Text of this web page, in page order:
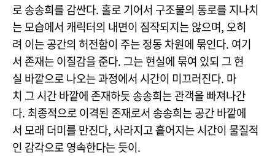
로 송송희를 감싼다. 홀로 기어서 구조물의 통로를 지나치
는 모습에서 캐릭터의 내면이 짐작되지는 않으며, 오히
려 이는 공간의 허전함이 주는 정동 차원에 묶인다. 여기
서 존재는 이질감을 준다. 그는 현실에 묶여 있되 그 현
실 바깥으로 나오는 과정에서 시간이 미끄러진다. 마
치 그 시간 바깥에 존재하듯 송송희는 관객을 빠져나간
다. 최종적으로 이격된 존재로서 송송희는 공간 바깥에
서 모래 더미를 만진다, 사라지고 흩어지는 시간이 물질적
인 감각으로 영속한다는 듯이.